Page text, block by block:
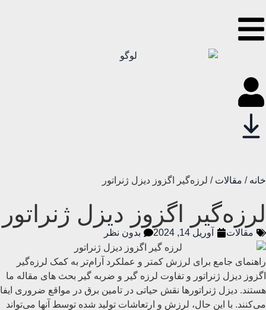
خانه / مقالات / لرزه‌گیر اگزوز دیزل ژنراتور
لرزه‌گیر اگزوز دیزل ژنراتور
مقالات آوریل 14, 2024 بدون نظر
راهنمای جامع برای لرزش کمتر و عملکرد آرام‌تر به کمک لرزه‌گیر
اگزوز دیزل ژنراتور و تفاوت لرزه گیر و ضربه گیر بحث های مقاله ما
هستند. دیزل ژنراتورها نقش حیاتی در تامین برق در مواقع ضروری ایفا
می‌کنند. با این حال، لرزش و ارتعاشات تولید شده توسط آنها می‌تواند